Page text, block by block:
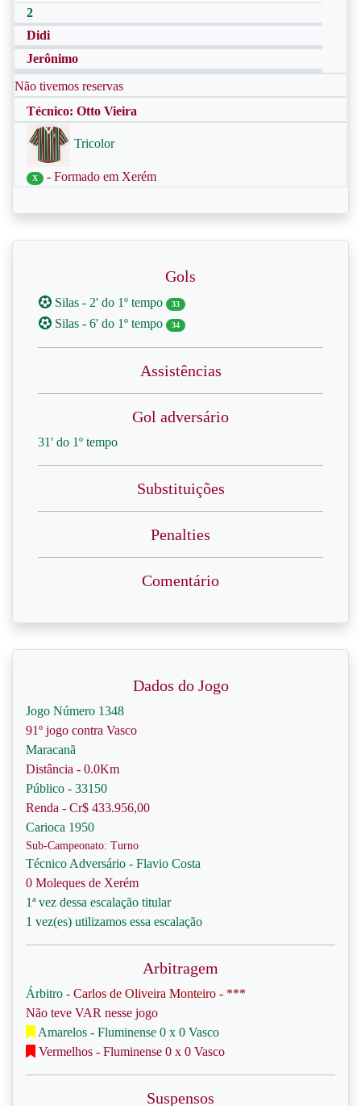
2
Didi
Jerônimo
Não tivemos reservas
Técnico: Otto Vieira
Tricolor
X - Formado em Xerém
Gols
Silas - 2' do 1º tempo 33
Silas - 6' do 1º tempo 34
Assistências
Gol adversário
31' do 1º tempo
Substituições
Penalties
Comentário
Dados do Jogo
Jogo Número 1348
91º jogo contra Vasco
Maracanã
Distância - 0.0Km
Público - 33150
Renda - Cr$ 433.956,00
Carioca 1950
Sub-Campeonato: Turno
Técnico Adversário - Flavio Costa
0 Moleques de Xerém
1ª vez dessa escalação titular
1 vez(es) utilizamos essa escalação
Arbitragem
Árbitro - Carlos de Oliveira Monteiro - ***
Não teve VAR nesse jogo
Amarelos - Fluminense 0 x 0 Vasco
Vermelhos - Fluminense 0 x 0 Vasco
Suspensos